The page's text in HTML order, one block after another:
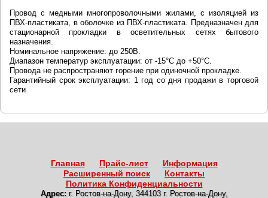
Провод с медными многопроволочными жилами, с изоляцией из
ПВХ-пластиката, в оболочке из ПВХ-пластиката. Предназначен для
стационарной прокладки в осветительных сетях бытового
назначения.
Номинальное напряжение: до 250В.
Диапазон температур эксплуатации: от -15°С до +50°С.
Провода не распространяют горение при одиночной прокладке.
Гарантийный срок эксплуатации: 1 год со дня продажи в торговой
сети
Главная Прайс-лист
Информация
Расширенный поиск
Контакты
Политика Конфиденциальности
Адрес: г. Ростов-на-Дону, 344103 г. Ростов-на-Дону,